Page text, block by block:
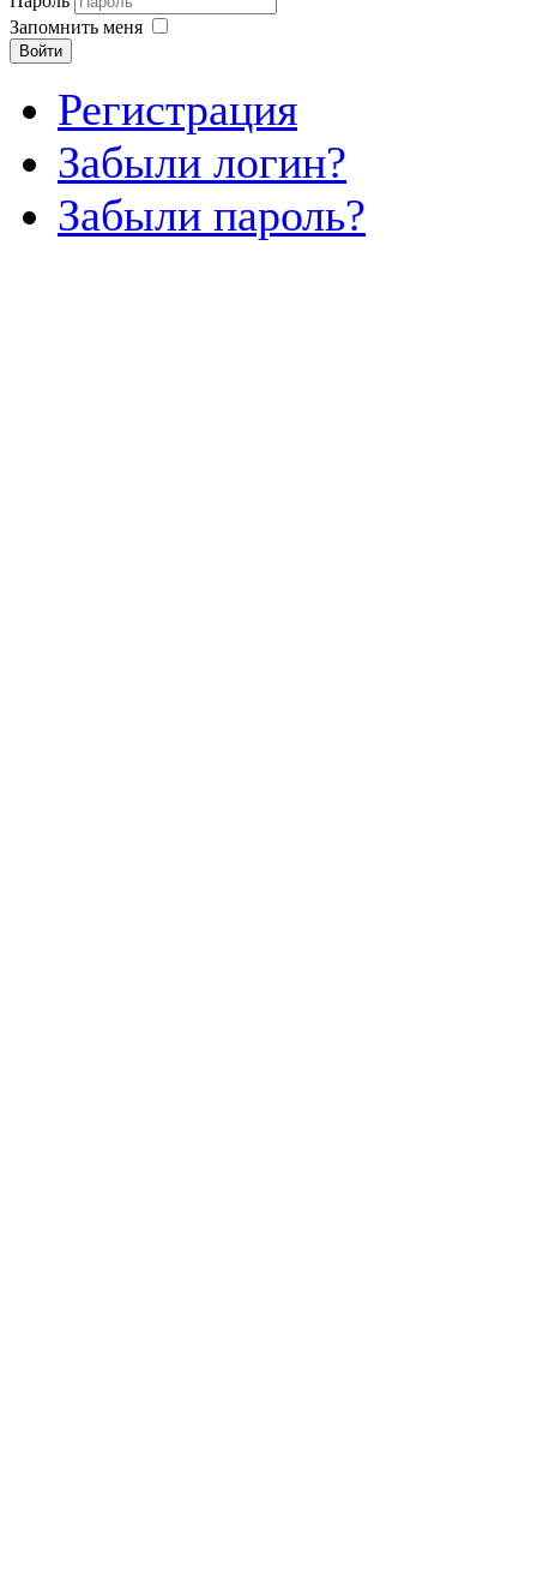
Запомнить меня
Войти
Регистрация
Забыли логин?
Забыли пароль?